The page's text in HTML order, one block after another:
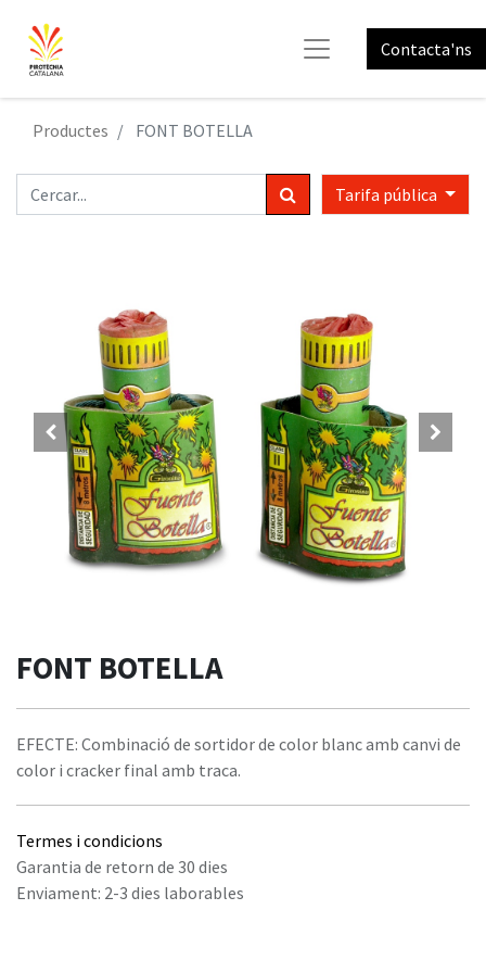
Contacta'ns
Productes FONT BOTELLA
Tarifa pública
FONT BOTELLA
EFECTE: Combinació de sortidor de color blanc amb canvi de
color i cracker final amb traca.
Termes i condicions
Garantia de retorn de 30 dies
Enviament: 2-3 dies laborables